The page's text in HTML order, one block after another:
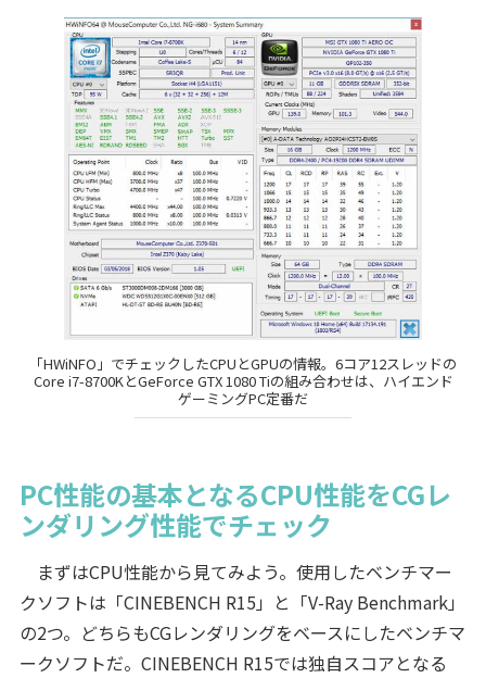
「HWiNFO」でチェックしたCPUとGPUの情報。6コア12スレッドの
Core i7-8700KとGeForce GTX 1080 Tiの組み合わせは、ハイエンド
ゲーミングPC定番だ
PC性能の基本となるCPU性能をCGレ
ンダリング性能でチェック
まずはCPU性能から見てみよう。使用したベンチマー
クソフトは「CINEBENCH R15」と「V-Ray Benchmark」
の2つ。どちらもCGレンダリングをベースにしたベンチマ
ークソフトだ。CINEBENCH R15では独自スコアとなる